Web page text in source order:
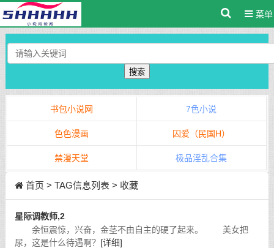
菜单
搜索
书包小说网 7色小说
色色漫画 囚爱（民国H）
禁漫天堂 极品淫乱合集
首页 > TAG信息列表 > 收藏
星际调教师,2
余恒震惊，兴奋，金茎不由自主的硬了起来。 美女把
尿，这是什么待遇啊？ [详细]